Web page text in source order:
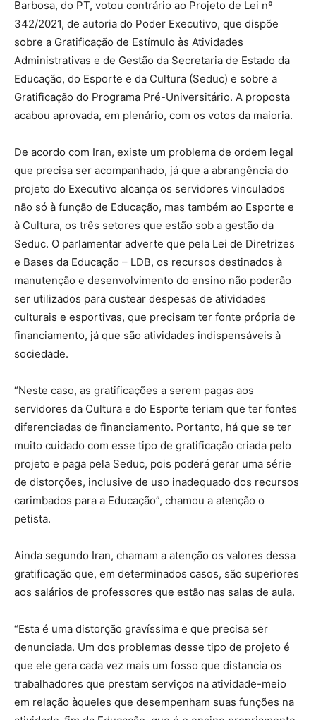
Barbosa, do PT, votou contrário ao Projeto de Lei nº
342/2021, de autoria do Poder Executivo, que dispõe
sobre a Gratificação de Estímulo às Atividades
Administrativas e de Gestão da Secretaria de Estado da
Educação, do Esporte e da Cultura (Seduc) e sobre a
Gratificação do Programa Pré-Universitário. A proposta
acabou aprovada, em plenário, com os votos da maioria.
De acordo com Iran, existe um problema de ordem legal
que precisa ser acompanhado, já que a abrangência do
projeto do Executivo alcança os servidores vinculados
não só à função de Educação, mas também ao Esporte e
à Cultura, os três setores que estão sob a gestão da
Seduc. O parlamentar adverte que pela Lei de Diretrizes
e Bases da Educação – LDB, os recursos destinados à
manutenção e desenvolvimento do ensino não poderão
ser utilizados para custear despesas de atividades
culturais e esportivas, que precisam ter fonte própria de
financiamento, já que são atividades indispensáveis à
sociedade.
“Neste caso, as gratificações a serem pagas aos
servidores da Cultura e do Esporte teriam que ter fontes
diferenciadas de financiamento. Portanto, há que se ter
muito cuidado com esse tipo de gratificação criada pelo
projeto e paga pela Seduc, pois poderá gerar uma série
de distorções, inclusive de uso inadequado dos recursos
carimbados para a Educação”, chamou a atenção o
petista.
Ainda segundo Iran, chamam a atenção os valores dessa
gratificação que, em determinados casos, são superiores
aos salários de professores que estão nas salas de aula.
“Esta é uma distorção gravíssima e que precisa ser
denunciada. Um dos problemas desse tipo de projeto é
que ele gera cada vez mais um fosso que distancia os
trabalhadores que prestam serviços na atividade-meio
em relação àqueles que desempenham suas funções na